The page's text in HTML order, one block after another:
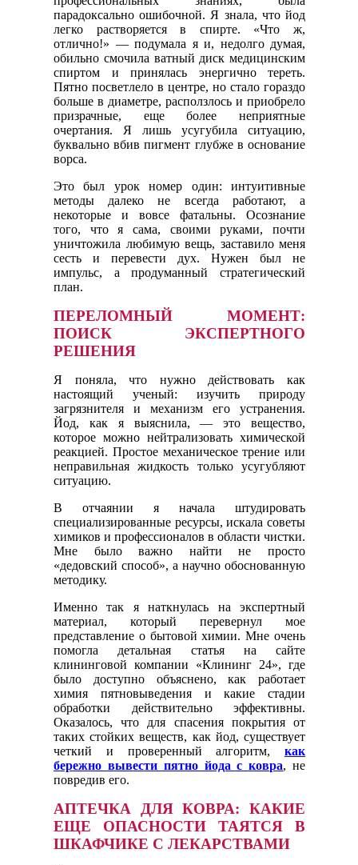
парадоксально ошибочной. Я знала, что йод
легко растворяется в спирте. «Что ж,
отлично!» — подумала я и, недолго думая,
обильно смочила ватный диск медицинским
спиртом и принялась энергично тереть.
Пятно посветлело в центре, но стало гораздо
больше в диаметре, расползлось и приобрело
призрачные, еще более неприятные
очертания. Я лишь усугубила ситуацию,
буквально вбив пигмент глубже в основание
ворса.
Это был урок номер один: интуитивные
методы далеко не всегда работают, а
некоторые и вовсе фатальны. Осознание
того, что я сама, своими руками, почти
уничтожила любимую вещь, заставило меня
сесть и перевести дух. Нужен был не
импульс, а продуманный стратегический
план.
ПЕРЕЛОМНЫЙ МОМЕНТ:
ПОИСК ЭКСПЕРТНОГО
РЕШЕНИЯ
Я поняла, что нужно действовать как
настоящий ученый: изучить природу
загрязнителя и механизм его устранения.
Йод, как я выяснила, — это вещество,
которое можно нейтрализовать химической
реакцией. Простое механическое трение или
неправильная жидкость только усугубляют
ситуацию.
В отчаянии я начала штудировать
специализированные ресурсы, искала советы
химиков и профессионалов в области чистки.
Мне было важно найти не просто
«дедовский способ», а научно обоснованную
методику.
Именно так я наткнулась на экспертный
материал, который перевернул мое
представление о бытовой химии. Мне очень
помогла детальная статья на сайте
клининговой компании «Клининг 24», где
было доступно объяснено, как работает
химия пятновыведения и какие стадии
обработки действительно эффективны.
Оказалось, что для спасения покрытия от
таких стойких веществ, как йод, существует
четкий и проверенный алгоритм, как
бережно вывести пятно йода с ковра, не
повредив его.
АПТЕЧКА ДЛЯ КОВРА: КАКИЕ
ЕЩЕ ОПАСНОСТИ ТАЯТСЯ В
ШКАФЧИКЕ С ЛЕКАРСТВАМИ